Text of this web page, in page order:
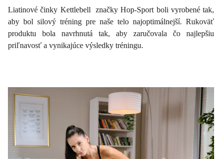
Liatinové činky Kettlebell značky Hop-Sport boli vyrobené tak,
aby bol silový tréning pre naše telo najoptimálnejší. Rukoväť
produktu bola navrhnutá tak, aby zaručovala čo najlepšiu
priľnavosť a vynikajúce výsledky tréningu.